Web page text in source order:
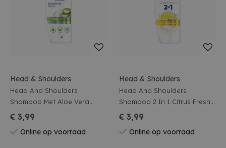
Head & Shoulders
Head And Shoulders
Shampoo Met Aloe Vera
330ml
€ 3,99
Online op voorraad
Head & Shoulders
Head And Shoulders
Shampoo 2 In 1 Citrus Fresh
300ml
€ 3,99
Online op voorraad